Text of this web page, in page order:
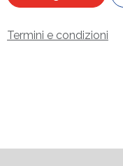
Termini e condizioni